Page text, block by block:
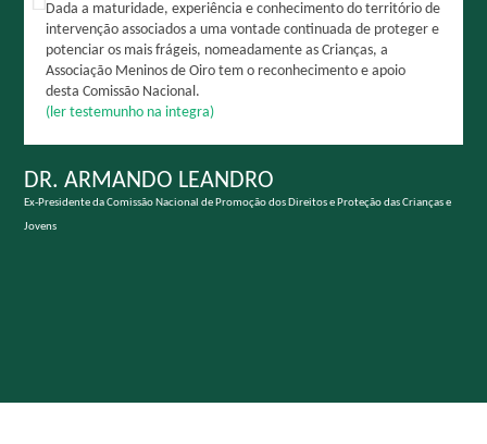
Dada a maturidade, experiência e conhecimento do território de
intervenção associados a uma vontade continuada de proteger e
potenciar os mais frágeis, nomeadamente as Crianças, a
Associação Meninos de Oiro tem o reconhecimento e apoio
desta Comissão Nacional.
(ler testemunho na integra)
DR. ARMANDO LEANDRO
Ex-Presidente da Comissão Nacional de Promoção dos Direitos e Proteção das Crianças e
Jovens